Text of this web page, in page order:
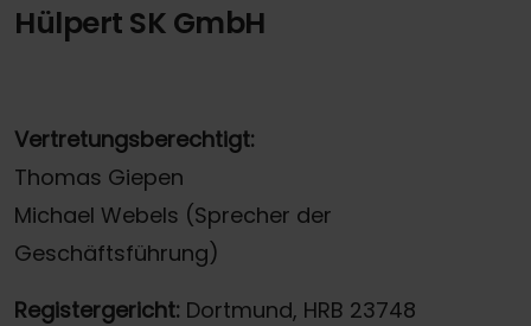
Hülpert SK GmbH
Vertretungsberechtigt:
Thomas Giepen
Michael Webels (Sprecher der
Geschäftsführung)
Registergericht: Dortmund, HRB 23748